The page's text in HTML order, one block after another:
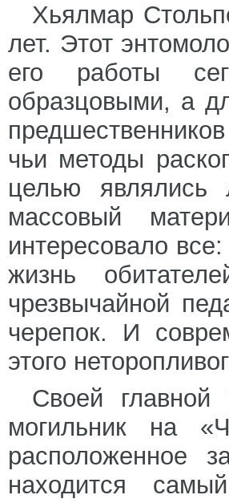
Хьялмар
лет. Этот
его работы
образцовыми, а
чьи методы
целью являлись
массовый
интересовало
жизнь
чрезвычайной
черепок. И
этого
Своей главной
могильник на
расположенное
находится